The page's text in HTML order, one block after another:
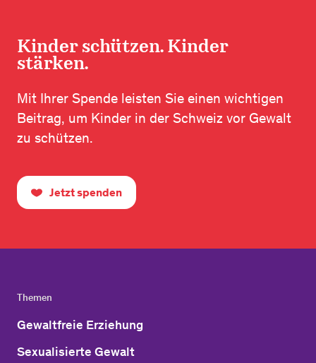
Kinder schützen. Kinder
stärken.
Mit Ihrer Spende leisten Sie einen wichtigen
Beitrag, um Kinder in der Schweiz vor Gewalt
zu schützen.
Jetzt spenden
Themen
Gewaltfreie Erziehung
Sexualisierte Gewalt